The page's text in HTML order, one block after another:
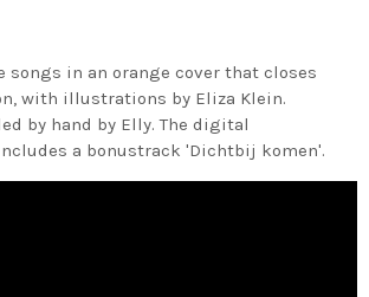
songs in an orange cover that closes
with illustrations by Eliza Klein.
by hand by Elly. The digital
a bonustrack 'Dichtbij komen'.